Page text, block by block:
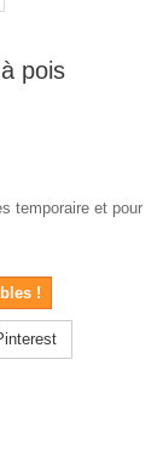
pois
temporaire et pour
!